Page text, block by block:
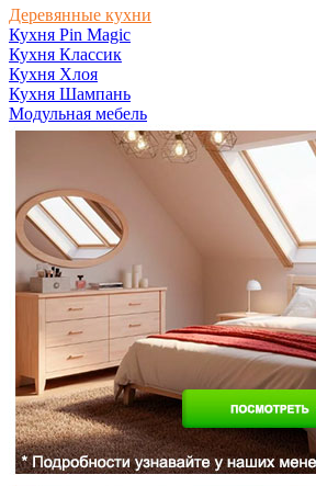
Деревянные кухни
Кухня Pin Magic
Кухня Классик
Кухня Хлоя
Кухня Шампань
Модульная мебель